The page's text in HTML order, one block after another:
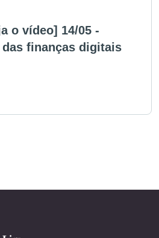
o vídeo] 14/05 -
finanças digitais